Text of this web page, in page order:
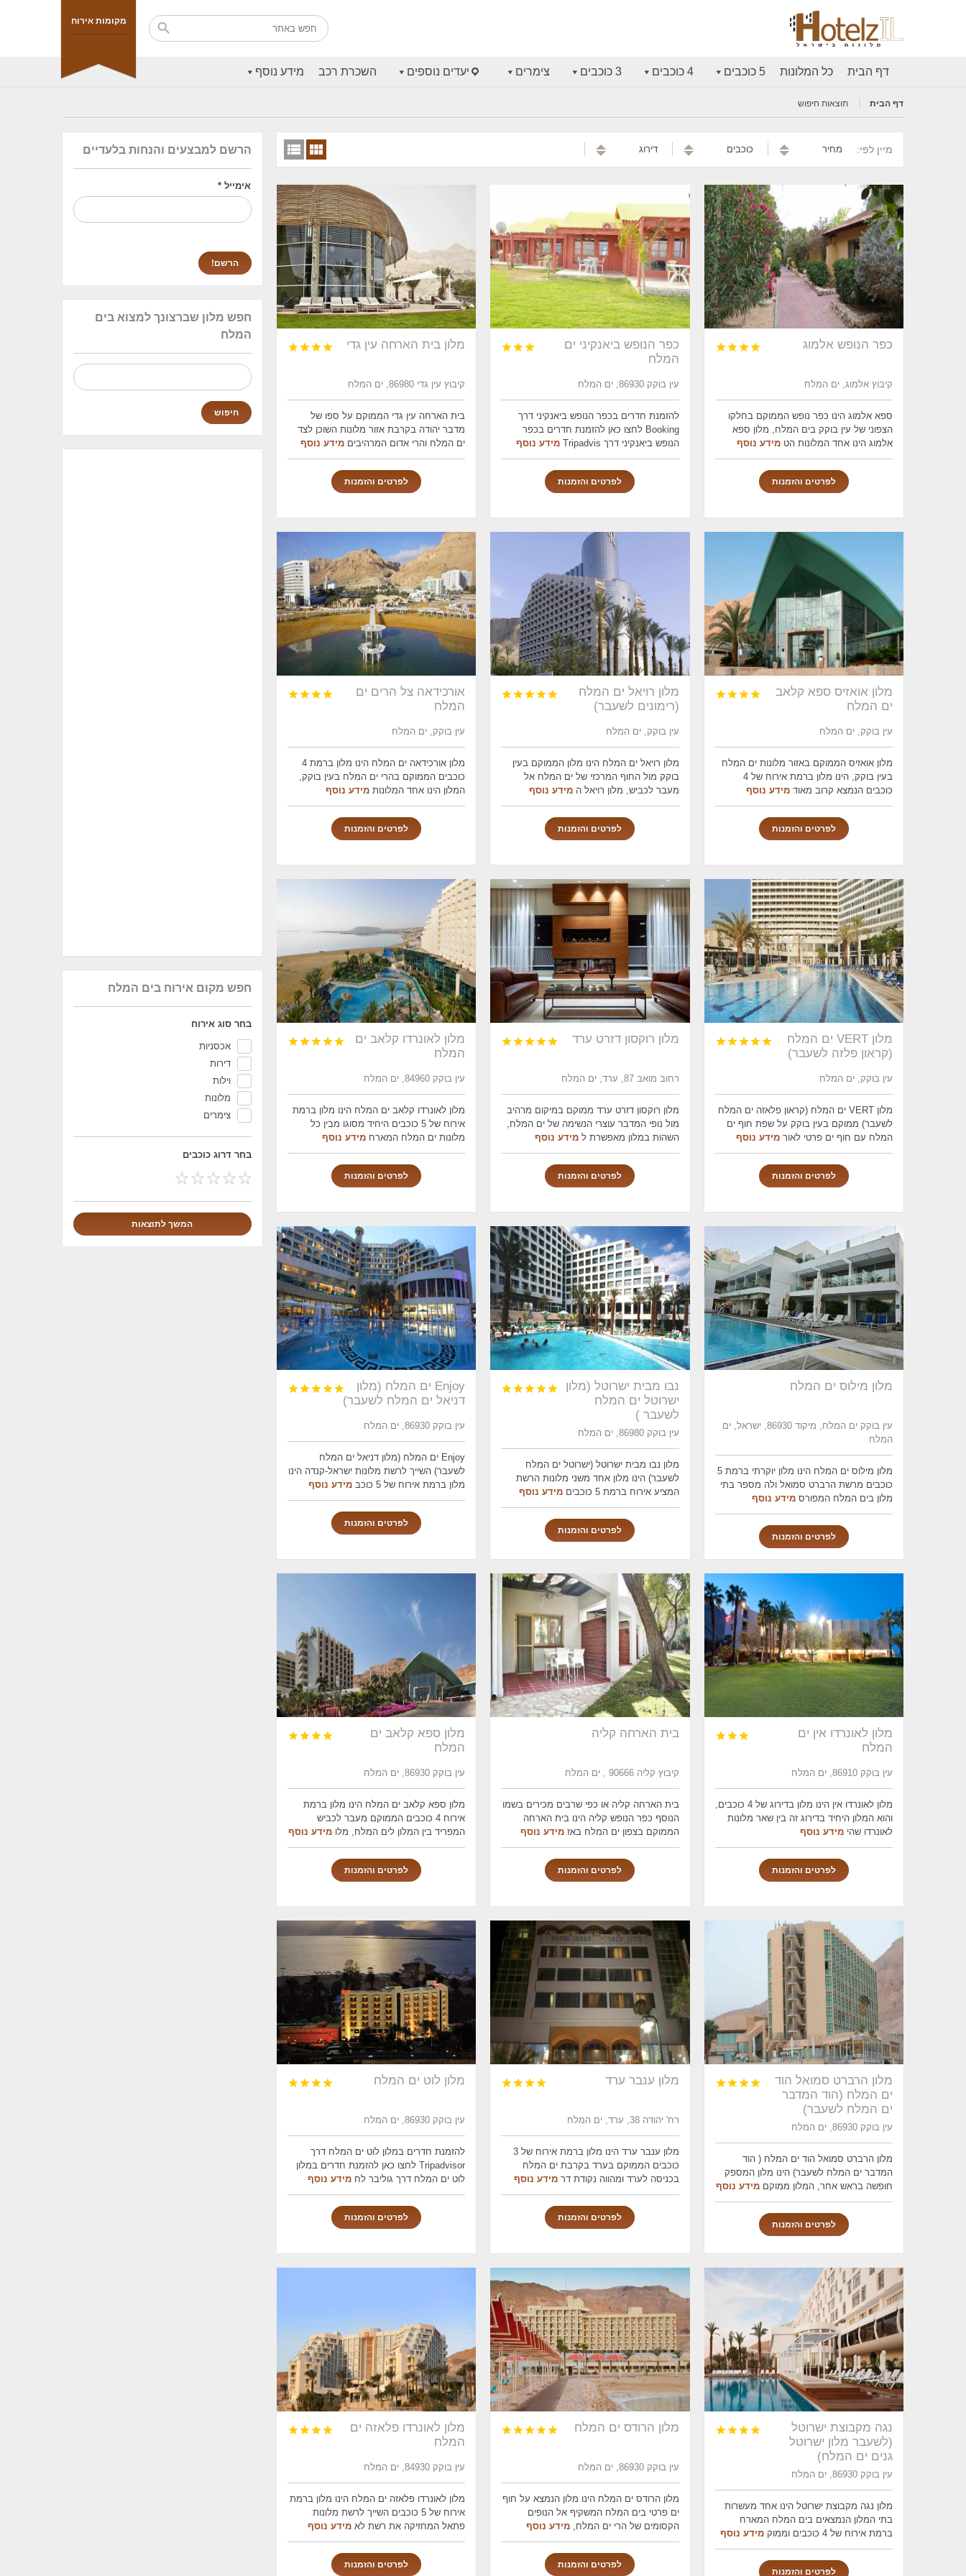
מקומות אירוח
דף הבית כל המלונות 5 כוכבים 4 כוכבים 3 כוכבים צימרים יעדים נוספים השכרת רכב מידע נוסף
דף הבית תוצאות חיפוש
מיין לפי: מחיר כוכבים דירוג
כפר הנופש אלמוג 



קיבוץ אלמוג, ים המלח
ספא אלמוג הינו כפר נופש הממוקם בחלקו
הצפוני של עין בוקק בים המלח, מלון ספא
אלמוג הינו אחד המלונות הט מידע נוסף
לפרטים והזמנות
כפר הנופש ביאנקיני ים
המלח



עין בוקק 86930, ים המלח
להזמנת חדרים בכפר הנופש ביאנקיני דרך
Booking לחצו כאן להזמנת חדרים בכפר
הנופש ביאנקיני דרך Tripadvis
מידע נוסף
לפרטים והזמנות
מלון בית הארחה עין גדי 



קיבוץ עין גדי 86980, ים המלח
בית הארחה עין גדי הממוקם על ספו של
מדבר יהודה בקרבת אזור מלונות השוכן לצד
ים המלח והרי אדום המרהיבים מידע נוסף
לפרטים והזמנות
מלון אואזיס ספא קלאב
ים המלח




עין בוקק, ים המלח
מלון אואזיס הממוקם באזור מלונות ים המלח
בעין בוקק, הינו מלון ברמת אירוח של 4
כוכבים הנמצא קרוב מאוד מידע נוסף
לפרטים והזמנות
מלון רויאל ים המלח
(רימונים לשעבר)





עין בוקק, ים המלח
מלון רויאל ים המלח הינו מלון הממוקם בעין
בוקק מול החוף המרכזי של ים המלח אל
מעבר לכביש, מלון רויאל המידע נוסף
לפרטים והזמנות
אורכידאה צל הרים ים
המלח




עין בוקק, ים המלח
מלון אורכידאה ים המלח הינו מלון ברמת 4
כוכבים הממוקם בהרי ים המלח בעין בוקק,
המלון הינו אחד המלונות מידע נוסף
לפרטים והזמנות
מלון VERT ים המלח
(קראון פלזה לשעבר)





עין בוקק, ים המלח
מלון VERT ים המלח (קראון פלאזה ים המלח
לשעבר) ממוקם בעין בוקק על שפת חוף ים
המלח עם חוף ים פרטי לאור מידע נוסף
לפרטים והזמנות
מלון רוקסון דזרט ערד 




רחוב מואב 87, ערד, ים המלח
מלון רוקסון דזרט ערד ממוקם במיקום מרהיב
מול נופי המדבר עוצרי הנשימה של ים המלח,
השהות במלון מאפשרת למידע נוסף
לפרטים והזמנות
מלון לאונרדו קלאב ים
המלח





עין בוקק 84960, ים המלח
מלון לאונרדו קלאב ים המלח הינו מלון ברמת
אירוח של 5 כוכבים היחיד מסוגו מבין כל
מלונות ים המלח המארח מידע נוסף
לפרטים והזמנות
מלון מילוס ים המלח
עין בוקק ים המלח, מיקוד 86930, ישראל, ים
המלח
מלון מילוס ים המלח הינו מלון יוקרתי ברמת 5
כוכבים מרשת הרברט סמואל ולה מספר בתי
מלון בים המלח המפורס מידע נוסף
לפרטים והזמנות
נבו מבית ישרוטל (מלון
ישרוטל ים המלח
לשעבר )





עין בוקק 86980, ים המלח
מלון נבו מבית ישרוטל (ישרוטל ים המלח
לשעבר) הינו מלון אחד משני מלונות הרשת
המציע אירוח ברמת 5 כוכבים
מידע נוסף
לפרטים והזמנות
Enjoy ים המלח (מלון
דניאל ים המלח לשעבר)





עין בוקק 86930, ים המלח
Enjoy ים המלח (מלון דניאל ים המלח
לשעבר) השייך לרשת מלונות ישראל-קנדה הינו
מלון ברמת אירוח של 5 כוכב
מידע נוסף
לפרטים והזמנות
מלון לאונרדו אין ים
המלח



עין בוקק 86910, ים המלח
מלון לאונרדו אין הינו מלון בדירוג של 4 כוכבים,
והוא המלון היחיד בדירוג זה בין שאר מלונות
לאונרדו שהי מידע נוסף
לפרטים והזמנות
בית הארחה קליה
קיבוץ קליה 90666 , ים המלח
בית הארחה קליה או כפי שרבים מכירים בשמו
הנוסף כפר הנופש קליה הינו בית הארחה
הממוקם בצפון ים המלח באזמידע נוסף
לפרטים והזמנות
מלון ספא קלאב ים
המלח




עין בוקק 86930, ים המלח
מלון ספא קלאב ים המלח הינו מלון ברמת
אירוח 4 כוכבים הממוקם מעבר לכביש
המפריד בין המלון לים המלח, מלו מידע נוסף
לפרטים והזמנות
מלון הרברט סמואל הוד
ים המלח (הוד המדבר
ים המלח לשעבר)




עין בוקק 86930, ים המלח
מלון הרברט סמואל הוד ים המלח ( הוד
המדבר ים המלח לשעבר) הינו מלון המספק
חופשה בראש אחר, המלון ממוקם מידע נוסף
לפרטים והזמנות
מלון ענבר ערד 



רח' יהודה 38, ערד, ים המלח
מלון ענבר ערד הינו מלון ברמת אירוח של 3
כוכבים הממוקם בערד בקרבת ים המלח
בכניסה לערד ומהווה נקודת דרמידע נוסף
לפרטים והזמנות
מלון לוט ים המלח 



עין בוקק 86930, ים המלח
להזמנת חדרים במלון לוט ים המלח דרך
Tripadvisor לחצו כאן להזמנת חדרים במלון
לוט ים המלח דרך גוליבר לח מידע נוסף
לפרטים והזמנות
נגה מקבוצת ישרוטל
(לשעבר מלון ישרוטל
גנים ים המלח)




עין בוקק 86930, ים המלח
מלון נגה מקבוצת ישרוטל הינו אחד מעשרות
בתי המלון הנמצאים בים המלח המארח
ברמת אירוח של 4 כוכבים וממוק
מידע נוסף
לפרטים והזמנות
מלון הרודס ים המלח 




עין בוקק 86930, ים המלח
מלון הרודס ים המלח הינו מלון הנמצא על חוף
ים פרטי בים המלח המשקיף אל הנופים
הקסומים של הרי ים המלח,מידע נוסף
לפרטים והזמנות
מלון לאונרדו פלאזה ים
המלח




עין בוקק 84930, ים המלח
מלון לאונרדו פלאזה ים המלח הינו מלון ברמת
אירוח של 5 כוכבים השייך לרשת מלונות
פתאל המחזיקה את רשת לא מידע נוסף
לפרטים והזמנות
הרשם למבצעים והנחות בלעדיים
אימייל*
חפש מלון שברצונך למצוא בים
המלח
חיפוש:
חפש מקום אירוח בים המלח
בחר סוג אירוח
אכסניות
דירות
וילות
מלונות
צימרים
בחר דרוג כוכבים